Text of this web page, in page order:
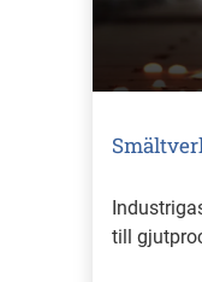
till